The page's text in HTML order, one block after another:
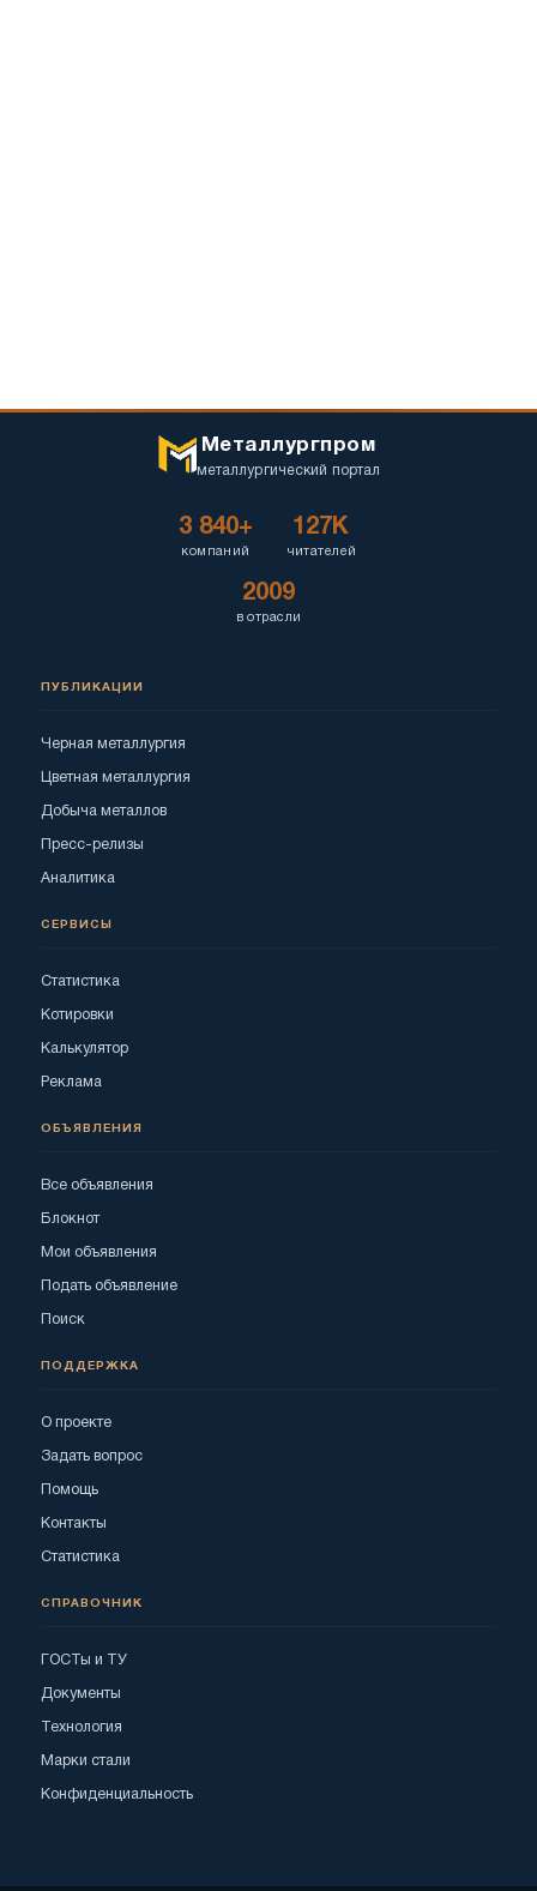
Металлургпром
металлургический портал
3 840+
компаний
127K
читателей
2009
в отрасли
ПУБЛИКАЦИИ
Черная металлургия
Цветная металлургия
Добыча металлов
Пресс-релизы
Аналитика
СЕРВИСЫ
Статистика
Котировки
Калькулятор
Реклама
ОБЪЯВЛЕНИЯ
Все объявления
Блокнот
Мои объявления
Подать объявление
Поиск
ПОДДЕРЖКА
О проекте
Задать вопрос
Помощь
Контакты
Статистика
СПРАВОЧНИК
ГОСТы и ТУ
Документы
Технология
Марки стали
Конфиденциальность